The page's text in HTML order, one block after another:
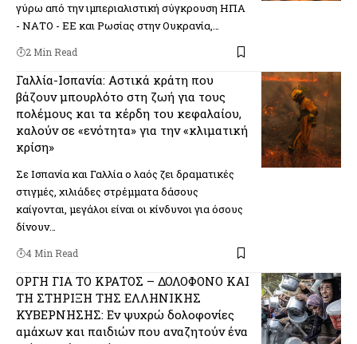
γύρω από την ιμπεριαλιστική σύγκρουση ΗΠΑ
- ΝΑΤΟ - ΕΕ και Ρωσίας στην Ουκρανία,…
2 Min Read
Γαλλία-Ισπανία: Αστικά κράτη που
βάζουν μπουρλότο στη ζωή για τους
πολέμους και τα κέρδη του κεφαλαίου,
καλούν σε «ενότητα» για την «κλιματική
κρίση»
Σε Ισπανία και Γαλλία ο λαός ζει δραματικές
στιγμές, χιλιάδες στρέμματα δάσους
καίγονται, μεγάλοι είναι οι κίνδυνοι για όσους
δίνουν…
4 Min Read
ΟΡΓΗ ΓΙΑ ΤΟ ΚΡΑΤΟΣ – ΔΟΛΟΦΟΝΟ ΚΑΙ
ΤΗ ΣΤΗΡΙΞΗ ΤΗΣ ΕΛΛΗΝΙΚΗΣ
ΚΥΒΕΡΝΗΣΗΣ: Εν ψυχρώ δολοφονίες
αμάχων και παιδιών που αναζητούν ένα